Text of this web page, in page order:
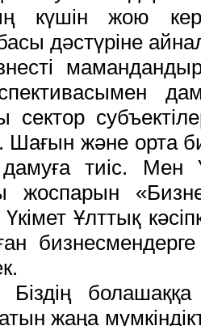
күшін жою
дәстүріне
Шағын және орта
дамуға тиіс. Мен
жоспарын
Ұлттық
бизнесмендерге
жаңа